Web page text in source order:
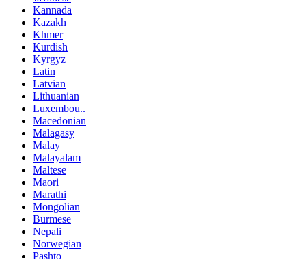
Kannada
Kazakh
Khmer
Kurdish
Kyrgyz
Latin
Latvian
Lithuanian
Luxembou..
Macedonian
Malagasy
Malay
Malayalam
Maltese
Maori
Marathi
Mongolian
Burmese
Nepali
Norwegian
Pashto